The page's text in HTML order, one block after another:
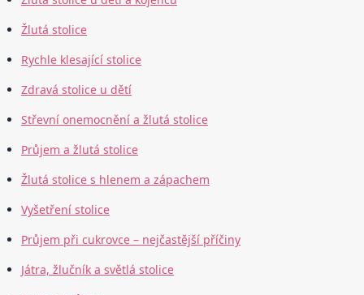
Žlutá stolice
Rychle klesající stolice
Zdravá stolice u dětí
Střevní onemocnění a žlutá stolice
Průjem a žlutá stolice
Žlutá stolice s hlenem a zápachem
Vyšetření stolice
Průjem při cukrovce – nejčastější příčiny
Játra, žlučník a světlá stolice